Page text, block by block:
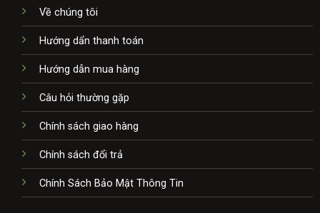
Về chúng tôi
Hướng dẩn thanh toán
Hướng dẫn mua hàng
Câu hỏi thường gặp
Chính sách giao hàng
Chính sách đổi trả
Chính Sách Bảo Mật Thông Tin